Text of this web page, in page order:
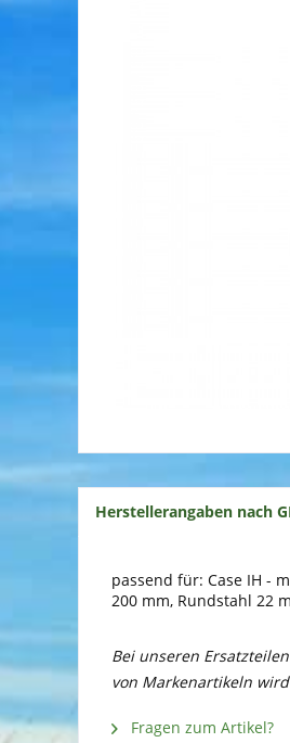
Herstellerangaben nach
passend für: Case IH -
200 mm, Rundstahl 22
Bei unseren
von Markenartikeln
Fragen zum Artikel?